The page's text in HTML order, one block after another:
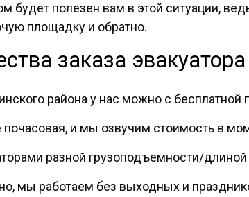
будет полезен вам в этой ситуации,
площадку и обратно.
заказа
района у нас можно с бесплатной
почасовая, и мы озвучим стоимость в
разной грузоподъемности/
мы работаем без выходных и